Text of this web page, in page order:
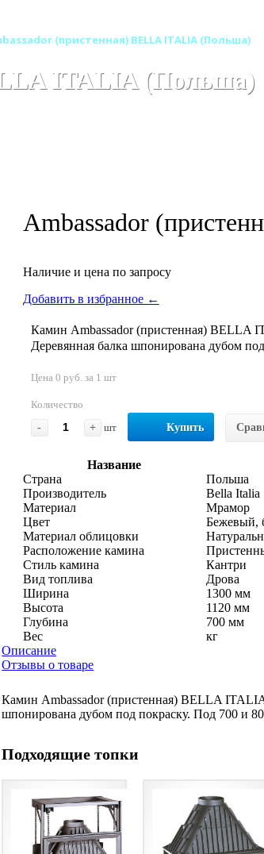
(пристенная) BELLA ITALIA (Польша)
ITALIA (Польша)
Ambassador
Наличие и цена по запросу
Добавить в избранное ←
Камин Ambassador (пристенная) BELLA
Деревянная балка шпонирована дубом
Цена 0 руб. за 1 шт
Количество
-
+ шт Купить
Название
Страна
Польша
Производитель
Bella Italia
Материал
Мрамор
Цвет
Бежевый,
Материал облицовки
Расположение камина
Стиль камина
Кантри
Вид топлива
Дрова
Ширина
1300 мм
Высота
1120 мм
Глубина
700 мм
Вес
кг
Описание
Отзывы о товаре
Камин Ambassador (пристенная) BELLA ITALIA
шпонирована дубом под покраску. Под 700 и
Подходящие топки